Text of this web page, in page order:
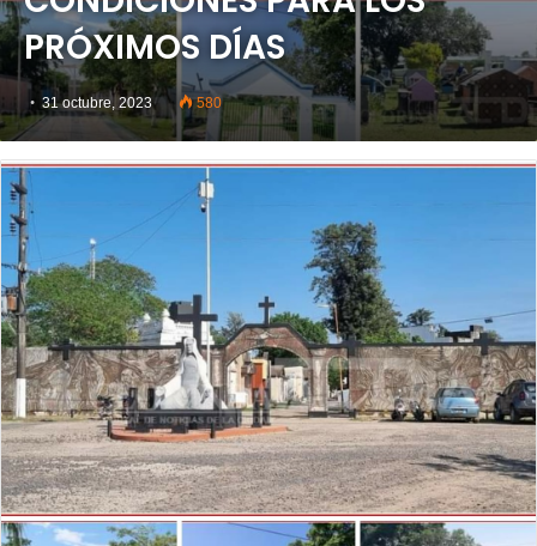
PRÓXIMOS DÍAS
31 octubre, 2023 580